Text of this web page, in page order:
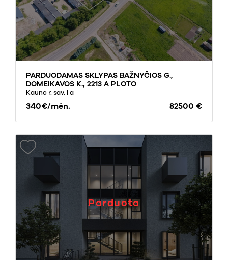
PARDUODAMAS SKLYPAS BAŽNYČIOS G.,
DOMEIKAVOS K., 2213 A PLOTO
Kauno r. sav. | a
340€/mėn. 82500 €
Parduota